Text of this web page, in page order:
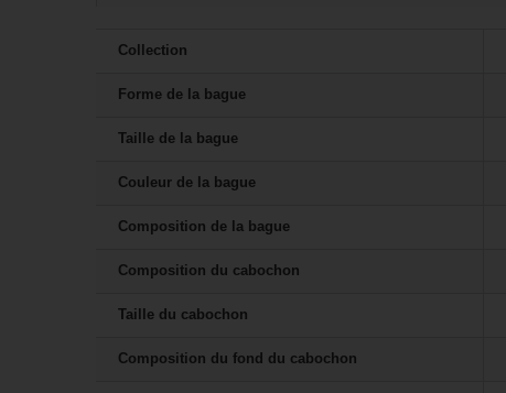
Collection
Forme de la bague
Taille de la bague
Couleur de la bague
Composition de la bague
Composition du cabochon
Taille du cabochon
Composition du fond du cabochon